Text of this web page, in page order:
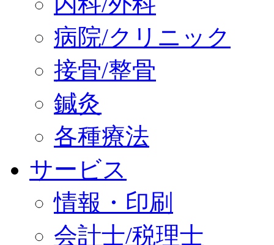
病院/クリニック
接骨/整骨
鍼灸
各種療法
サービス
情報・印刷
会計士/税理士